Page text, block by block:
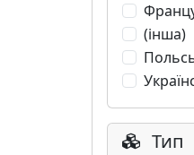
(інша)
Тип